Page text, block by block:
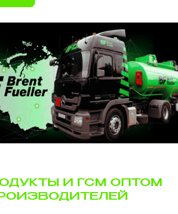
И ГСМ ОПТОМ